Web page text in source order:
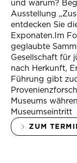
und warum?
Ausstellung
entdecken Sie
Exponaten.Im
geglaubte
Gesellschaft für
nach Herkunft,
Führung gibt
Museums
Museumseintritt
ZUM